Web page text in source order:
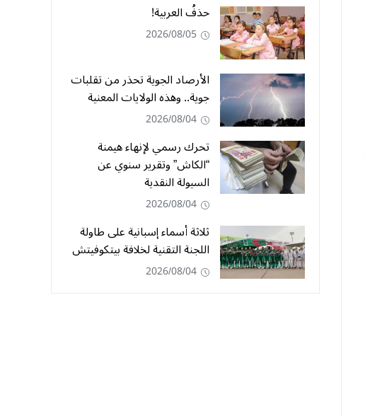
حذفُ العربية!
2026/08/05
الأرصاد الجوية تحذر من تقلبات
جوية.. وهذه الولايات المعنية
2026/08/04
تحرك رسمي لإنهاء هيمنة
“الكاش” وتقرير سنوي عن
السيولة النقدية
2026/08/04
ثلاثة أسماء إسبانية على طاولة
اللجنة التقنية لخلافة بيتكوفيتش
2026/08/04